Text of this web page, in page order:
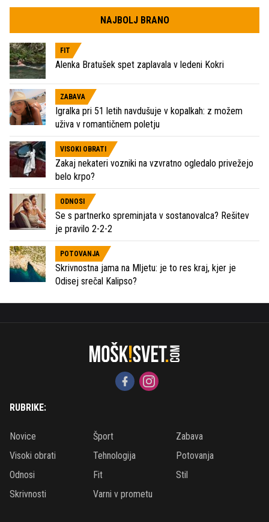
NAJBOLJ BRANO
FIT
Alenka Bratušek spet zaplavala v ledeni Kokri
ZABAVA
Igralka pri 51 letih navdušuje v kopalkah: z možem
uživa v romantičnem poletju
VISOKI OBRATI
Zakaj nekateri vozniki na vzvratno ogledalo privežejo
belo krpo?
ODNOSI
Se s partnerko spreminjata v sostanovalca? Rešitev
je pravilo 2-2-2
POTOVANJA
Skrivnostna jama na Mljetu: je to res kraj, kjer je
Odisej srečal Kalipso?
RUBRIKE:
Novice Šport
Zabava
Visoki obrati
Tehnologija
Potovanja
Odnosi
Fit
Stil
Skrivnosti
Varni v prometu